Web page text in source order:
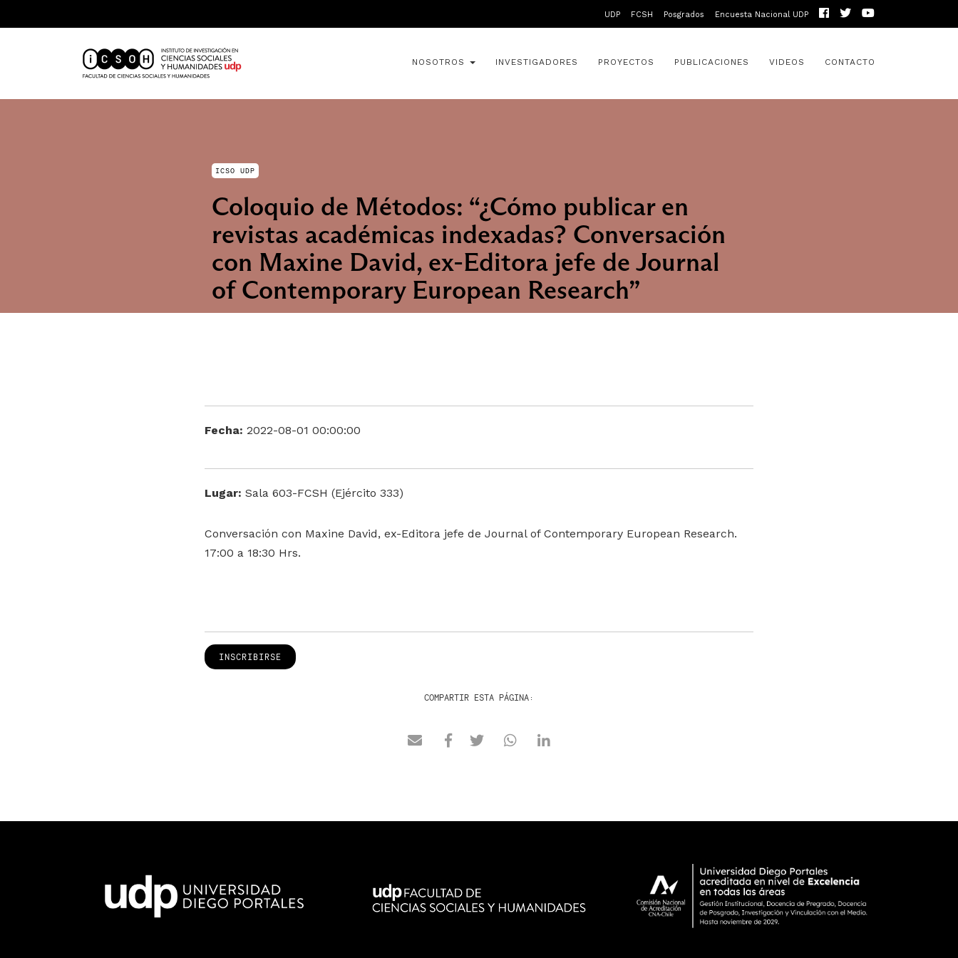
UDP FCSH Posgrados Encuesta Nacional UDP
NOSOTROS INVESTIGADORES PROYECTOS PUBLICACIONES VIDEOS CONTACTO
ICSO UDP
Coloquio de Métodos: “¿Cómo publicar en
revistas académicas indexadas? Conversación
con Maxine David, ex-Editora jefe de Journal
of Contemporary European Research”
Fecha: 2022-08-01 00:00:00
Lugar: Sala 603-FCSH (Ejército 333)
Conversación con Maxine David, ex-Editora jefe de Journal of Contemporary European Research.
17:00 a 18:30 Hrs.
INSCRIBIRSE
COMPARTIR ESTA PÁGINA: